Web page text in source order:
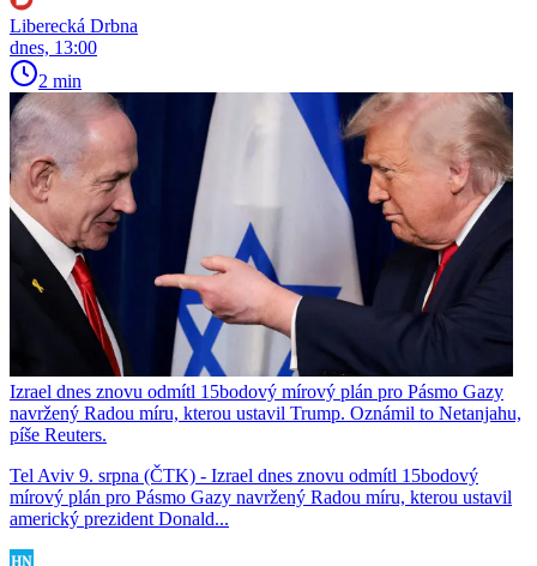
Liberecká Drbna
dnes, 13:00
2 min
Izrael dnes znovu odmítl 15bodový mírový plán pro Pásmo Gazy
navržený Radou míru, kterou ustavil Trump. Oznámil to Netanjahu,
píše Reuters.
Tel Aviv 9. srpna (ČTK) - Izrael dnes znovu odmítl 15bodový
mírový plán pro Pásmo Gazy navržený Radou míru, kterou ustavil
americký prezident Donald...